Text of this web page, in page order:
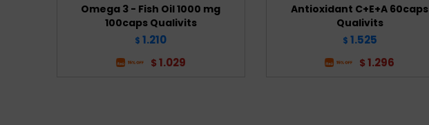
Omega 3 - Fish Oil 1000 mg
100caps Qualivits
$ 1.210
$ 1.029
Antioxidant C+E+A 60caps
Qualivits
$ 1.525
$ 1.296